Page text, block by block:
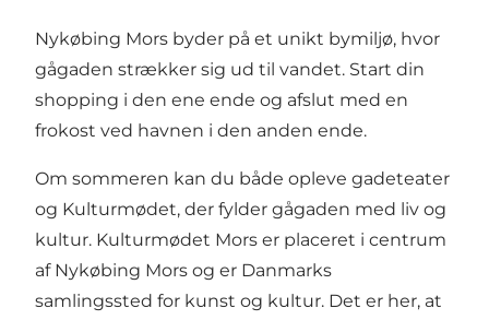
Nykøbing Mors byder på et unikt bymiljø, hvor
gågaden strækker sig ud til vandet. Start din
shopping i den ene ende og afslut med en
frokost ved havnen i den anden ende.
Om sommeren kan du både opleve gadeteater
og Kulturmødet, der fylder gågaden med liv og
kultur. Kulturmødet Mors er placeret i centrum
af Nykøbing Mors og er Danmarks
samlingssted for kunst og kultur. Det er her, at